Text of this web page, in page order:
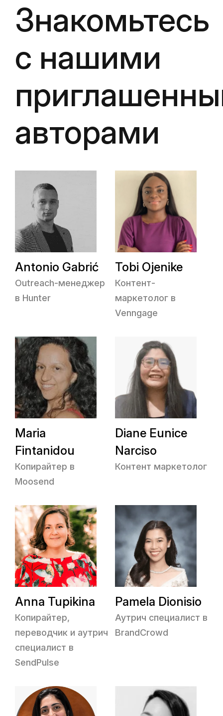
Знакомьтесь
с нашими
авторами
Antonio Gabrić
Outreach-менеджер
в Hunter
Tobi Ojenike
Контент-
маркетолог в
Venngage
Maria
Fintanidou
Копирайтер в
Moosend
Diane Eunice
Narciso
Контент маркетолог
Anna Tupikina
Копирайтер,
переводчик и аутрич
специалист в
SendPulse
Pamela Dionisio
Аутрич специалист в
BrandCrowd